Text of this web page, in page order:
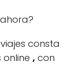
consta
, con